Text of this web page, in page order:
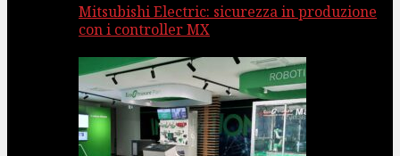
Mitsubishi Electric: sicurezza in produzione
con i controller MX